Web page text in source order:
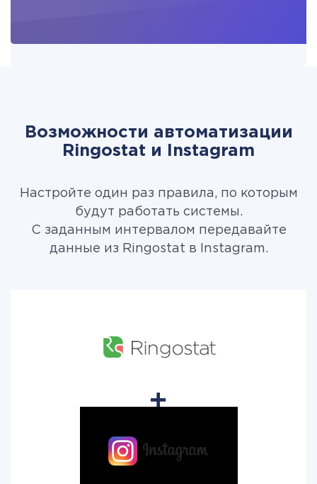
Возможности автоматизации
Ringostat и Instagram
Настройте один раз правила, по которым
будут работать системы.
С заданным интервалом передавайте
данные из Ringostat в Instagram.